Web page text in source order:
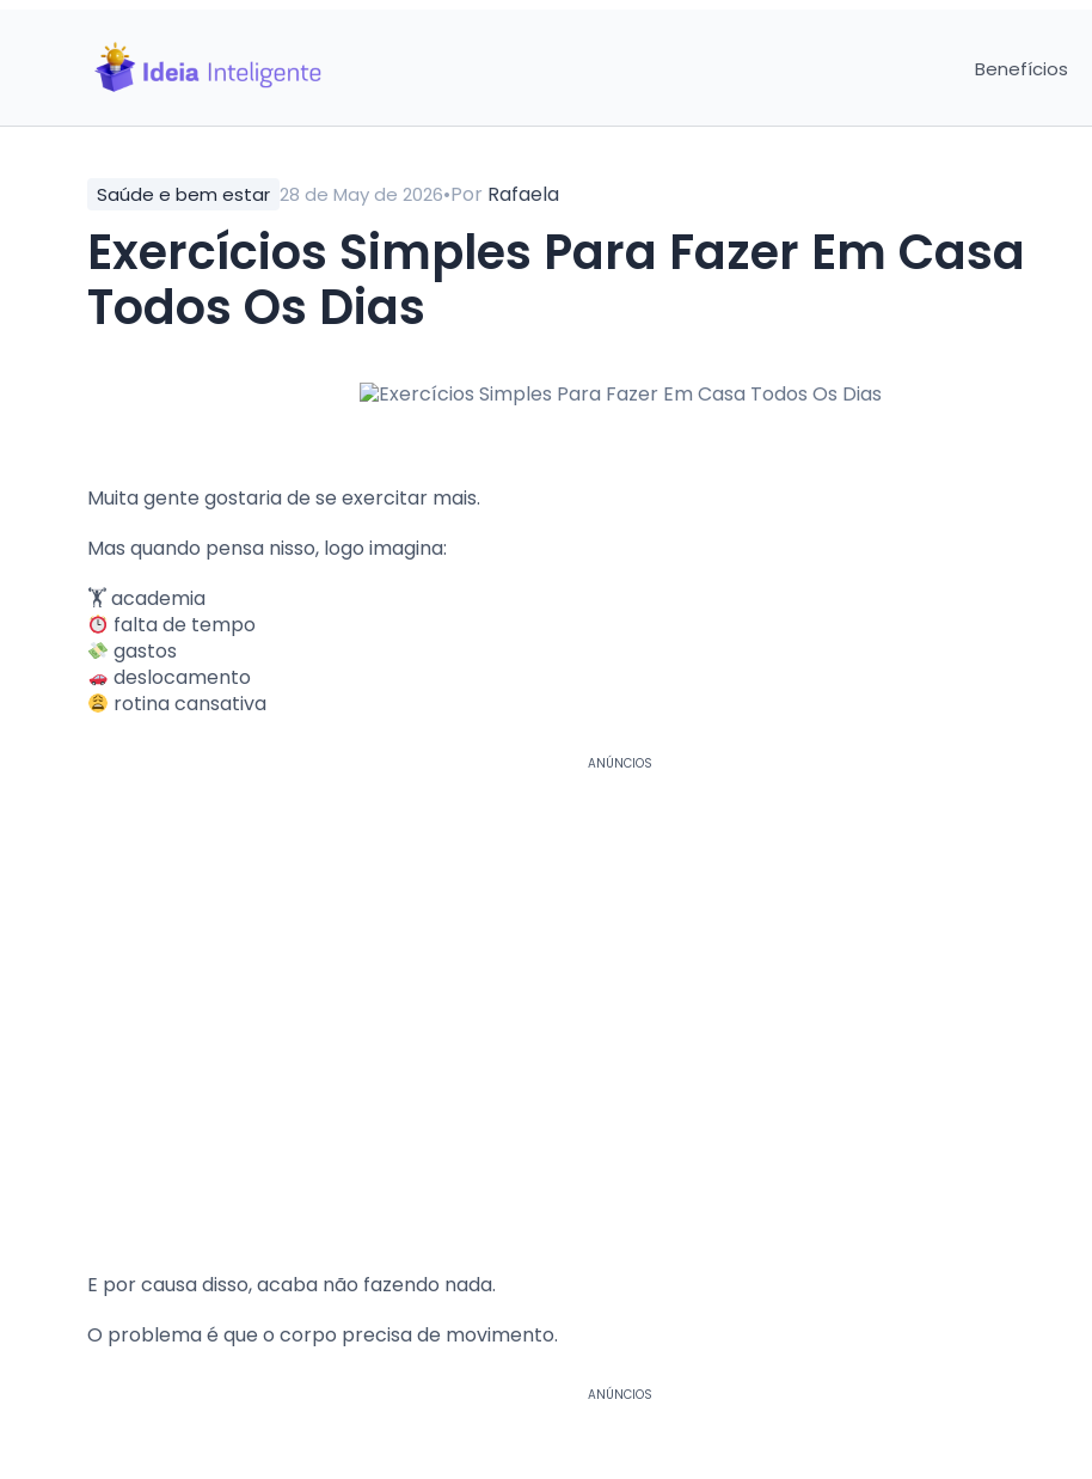
Benefícios
Saúde e bem estar 28 de May de 2026•Por Rafaela
Exercícios Simples Para Fazer Em Casa
Todos Os Dias
Muita gente gostaria de se exercitar mais.
Mas quando pensa nisso, logo imagina:
🏋️ academia
falta de tempo
gastos
deslocamento
rotina cansativa
ANÚNCIOS
E por causa disso, acaba não fazendo nada.
O problema é que o corpo precisa de movimento.
ANÚNCIOS